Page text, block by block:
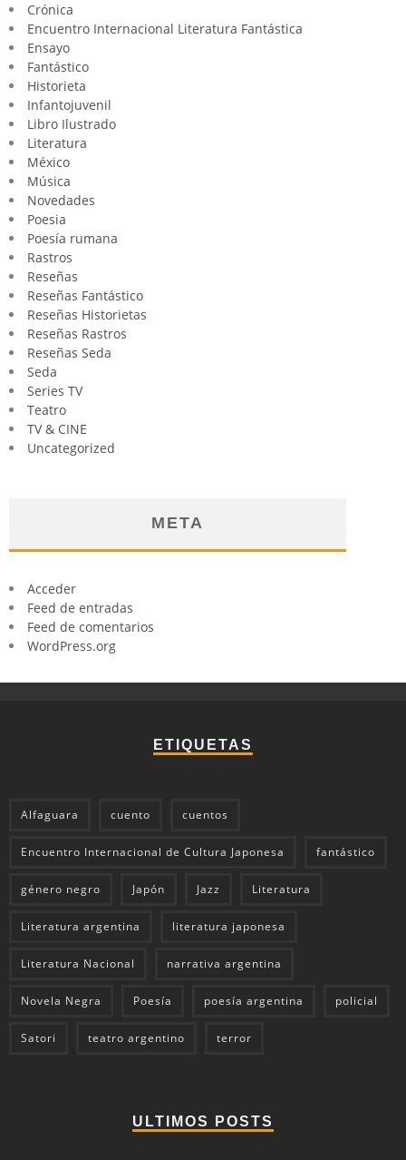
Crónica
Encuentro Internacional Literatura Fantástica
Ensayo
Fantástico
Historieta
Infantojuvenil
Libro Ilustrado
Literatura
México
Música
Novedades
Poesia
Poesía rumana
Rastros
Reseñas
Reseñas Fantástico
Reseñas Historietas
Reseñas Rastros
Reseñas Seda
Seda
Series TV
Teatro
TV & CINE
Uncategorized
META
Acceder
Feed de entradas
Feed de comentarios
WordPress.org
ETIQUETAS
Alfaguara cuento cuentos
Encuentro Internacional de Cultura Japonesa fantástico
género negro Japón Jazz Literatura
Literatura argentina literatura japonesa
Literatura Nacional narrativa argentina
Novela Negra Poesía poesía argentina policial
Satori teatro argentino terror
ULTIMOS POSTS